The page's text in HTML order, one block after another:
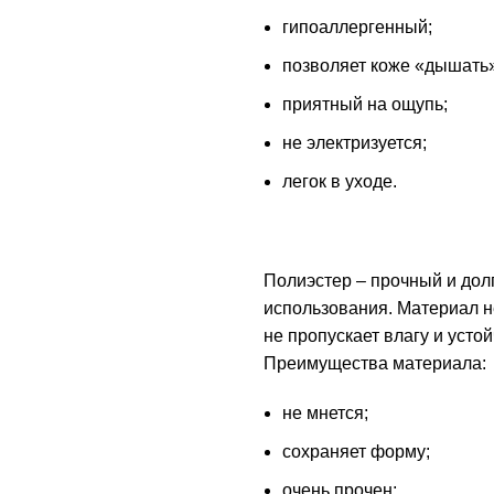
гипоаллергенный;
позволяет коже
приятный на ощупь;
не электризуется;
легок в уходе.
Полиэстер – прочный и
использования. Материал
не пропускает влагу и
Преимущества материала:
не мнется;
сохраняет форму;